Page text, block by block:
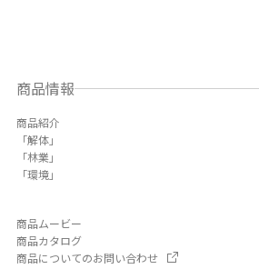
商品情報
商品紹介
「解体」
「林業」
「環境」
商品ムービー
商品カタログ
商品についてのお問い合わせ